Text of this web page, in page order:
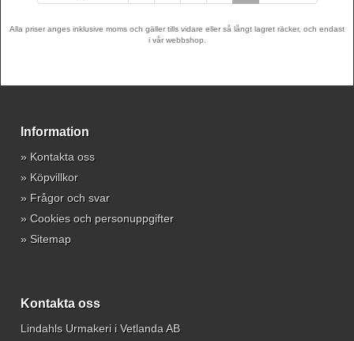
Alla priser anges inklusive moms och gäller tills vidare eller så långt lagret räcker, och endast
i vår webbshop.
Information
» Kontakta oss
» Köpvillkor
» Frågor och svar
» Cookies och personuppgifter
» Sitemap
Kontakta oss
Lindahls Urmakeri i Vetlanda AB